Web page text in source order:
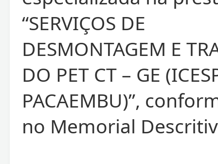
“SERVIÇOS DE
DESMONTAGEM E
DO PET CT – GE
PACAEMBU)”,
no Memorial